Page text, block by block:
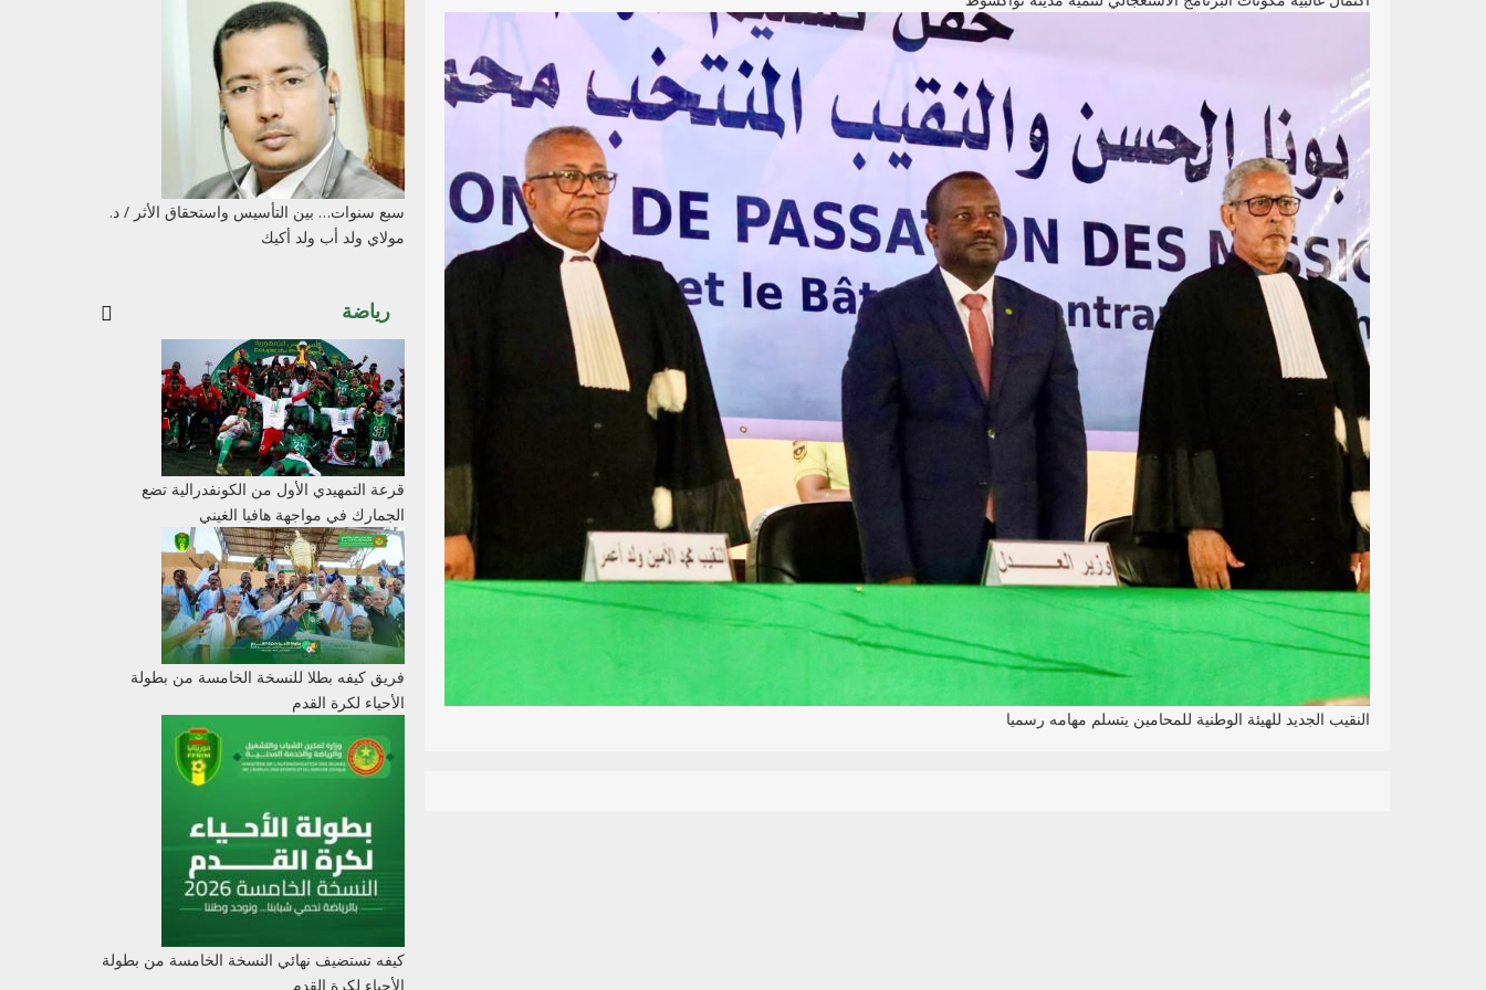
النقيب الجديد للهيئة الوطنية للمحامين يتسلم مهامه رسميا
سبع سنوات… بين التأسيس واستحقاق الأثر / د.
مولاي ولد أب ولد أكيك
رياضة
قرعة التمهيدي الأول من الكونفدرالية تضع
الجمارك في مواجهة هافيا الغيني
فريق كيفه بطلا للنسخة الخامسة من بطولة
الأحياء لكرة القدم
كيفه تستضيف نهائي النسخة الخامسة من بطولة
الأحياء لكرة القدم